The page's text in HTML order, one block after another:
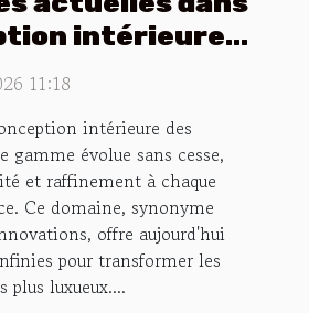
intérieure
11:18
intérieure des
gamme évolue sans cesse,
et raffinement à chaque
Ce domaine, synonyme
offre aujourd'hui
pour transformer les
plus luxueux....